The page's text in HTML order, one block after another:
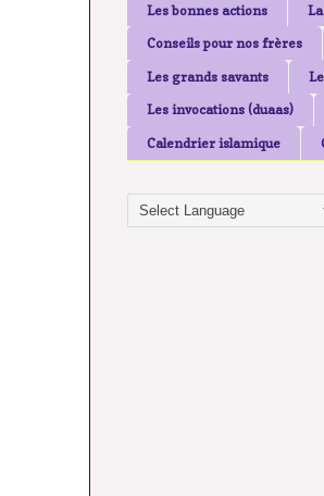
Les bonnes actions
Conseils pour nos frères
Les grands savants
Les invocations (duaas)
Calendrier islamique